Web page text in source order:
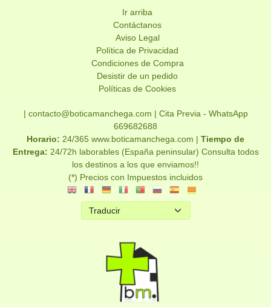
Ir arriba
Contáctanos
Aviso Legal
Política de Privacidad
Condiciones de Compra
Desistir de un pedido
Políticas de Cookies
| contacto@boticamanchega.com | Cita Previa - WhatsApp
669682688
Horario: 24/365 www.boticamanchega.com | Tiempo de
Entrega: 24/72h laborables (España peninsular) Consulta todos
los destinos a los que enviamos!!
(*) Precios con Impuestos incluidos